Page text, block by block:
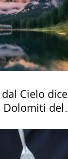
Cielo dice
Dolomiti del